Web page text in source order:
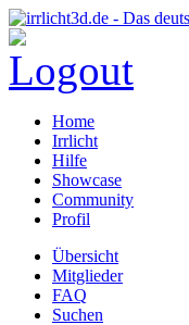
Home
Irrlicht
Hilfe
Showcase
Community
Profil
Übersicht
Mitglieder
FAQ
Suchen